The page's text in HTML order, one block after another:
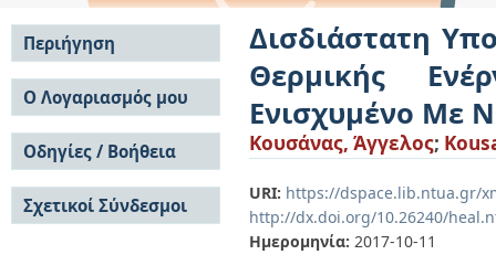
Δισδιάστατη
Θερμικής
Ενισχυμένο Με
Κουσάνας, Άγγελος;
URI: https://dspace.lib.ntua.gr/
http://dx.doi.org/10.26240/
Ημερομηνία: 2017-10-11
Περιήγηση
Σε όλο το DSpace
Κοινότητες & Συλλογές
Ανά Ημερομηνία
Έκδοσης
Συγγραφείς
Τίτλοι
Θέματα
Ο Λογαριασμός μου
Σύνδεση
Εγγραφή
Οδηγίες / Βοήθεια
Οδηγίες Υποβολής
Οδηγίες Χρήσης ΙΑ
Συχνές Ερωτήσεις
Σχετικοί Σύνδεσμοι